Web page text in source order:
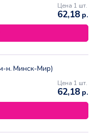
Цена 1 шт.
62,18р.
н. Минск-Мир)
Цена 1 шт.
62,18р.